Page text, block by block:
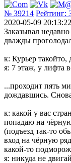
№ 39214 Рейтинг:
2020-05-09 20:13:22
Заказывал
дважды
к: Курьер такойто,
я: 7 этаж, у лифта
...проходит пять
дождавшись.
к: какой у вас
попадаю на
(подъезд так-то
вход на чёрную
какой-то
я: никуда не